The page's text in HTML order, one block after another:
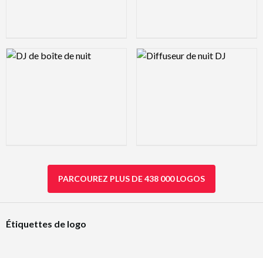
Logo Preview Image Logo Preview Image
PARCOUREZ PLUS DE 438 000 LOGOS
Étiquettes de logo